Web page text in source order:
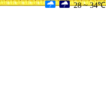
28 ~ 34℃